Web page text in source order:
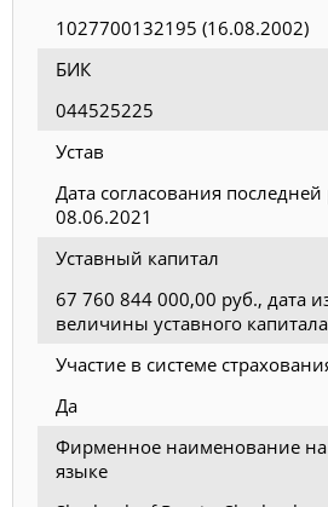
1027700132195 (16.08.2002)
БИК
044525225
Устав
Дата согласования последней
08.06.2021
Уставный капитал
67 760 844 000,00 руб., дата
величины уставного
Участие в системе
Да
Фирменное наименование на
языке